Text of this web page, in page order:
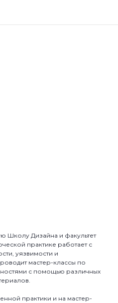
Школу Дизайна и факультет
практике работает с
уязвимости и
мастер-классы по
с помощью различных
практики и на мастер-